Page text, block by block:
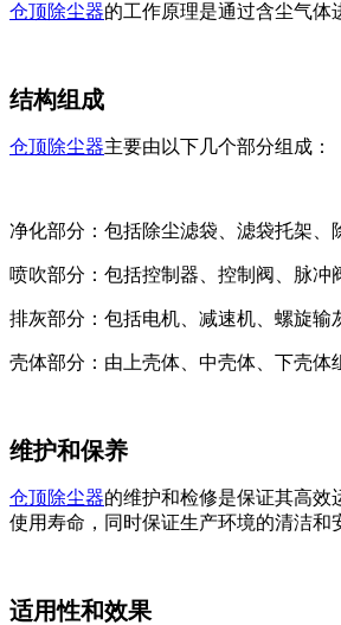
仓顶除尘器的工作原理是通过含尘气体
结构组成
仓顶除尘器主要由以下几个部分组成：
净化部分‌：包括除尘滤袋、滤袋托架、
喷吹部分‌：包括控制器、控制阀、脉冲
排灰部分‌：包括电机、减速机、螺旋输
壳体部分‌：由上壳体、中壳体、下壳体
维护和保养
仓顶除尘器的维护和检修是保证其高效
使用寿命，同时保证生产环境的清洁和
适用性和效果